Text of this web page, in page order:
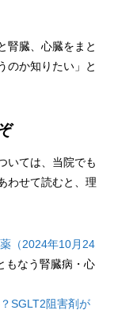
腎臓、心臓をまと
のか知りたい」と
いては、当院でも
わせて読むと、理
（2024年10月24
もなう腎臓病・心
SGLT2阻害剤が